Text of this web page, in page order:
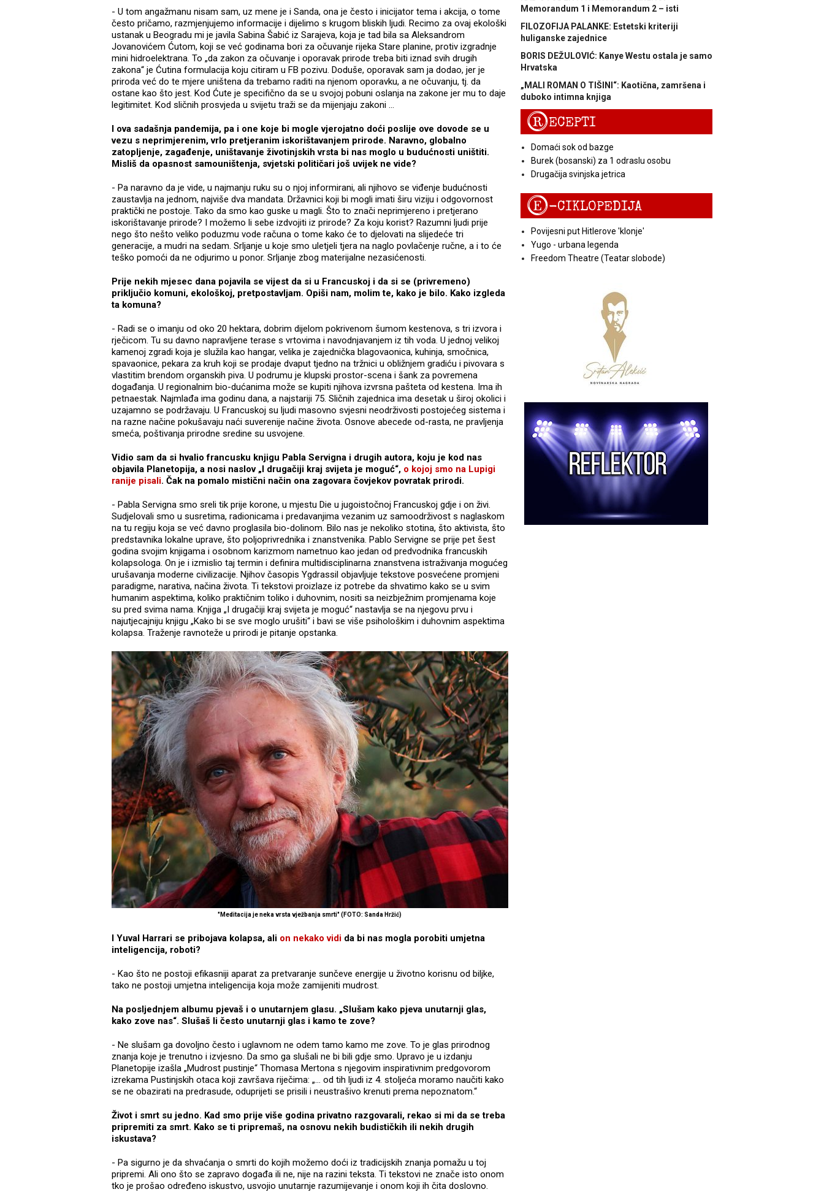
- U tom angažmanu nisam sam, uz mene je i Sanda, ona je često i inicijator tema i akcija, o tome
često pričamo, razmjenjujemo informacije i dijelimo s krugom bliskih ljudi. Recimo za ovaj ekološki
ustanak u Beogradu mi je javila Sabina Šabić iz Sarajeva, koja je tad bila sa Aleksandrom
Jovanovićem Ćutom, koji se već godinama bori za očuvanje rijeka Stare planine, protiv izgradnje
mini hidroelektrana. To „da zakon za očuvanje i oporavak prirode treba biti iznad svih drugih
zakona“ je Ćutina formulacija koju citiram u FB pozivu. Doduše, oporavak sam ja dodao, jer je
priroda već do te mjere uništena da trebamo raditi na njenom oporavku, a ne očuvanju, tj. da
ostane kao što jest. Kod Ćute je specifično da se u svojoj pobuni oslanja na zakone jer mu to daje
legitimitet. Kod sličnih prosvjeda u svijetu traži se da mijenjaju zakoni …
I ova sadašnja pandemija, pa i one koje bi mogle vjerojatno doći poslije ove dovode se u
vezu s neprimjerenim, vrlo pretjeranim iskorištavanjem prirode. Naravno, globalno
zatopljenje, zagađenje, uništavanje životinjskih vrsta bi nas moglo u budućnosti uništiti.
Misliš da opasnost samouništenja, svjetski političari još uvijek ne vide?
- Pa naravno da je vide, u najmanju ruku su o njoj informirani, ali njihovo se viđenje budućnosti
zaustavlja na jednom, najviše dva mandata. Državnici koji bi mogli imati širu viziju i odgovornost
praktički ne postoje. Tako da smo kao guske u magli. Što to znači neprimjereno i pretjerano
iskorištavanje prirode? I možemo li sebe izdvojiti iz prirode? Za koju korist? Razumni ljudi prije
nego što nešto veliko poduzmu vode računa o tome kako će to djelovati na slijedeće tri
generacije, a mudri na sedam. Srljanje u koje smo uletjeli tjera na naglo povlačenje ručne, a i to će
teško pomoći da ne odjurimo u ponor. Srljanje zbog materijalne nezasićenosti.
Prije nekih mjesec dana pojavila se vijest da si u Francuskoj i da si se (privremeno)
priključio komuni, ekološkoj, pretpostavljam. Opiši nam, molim te, kako je bilo. Kako izgleda
ta komuna?
- Radi se o imanju od oko 20 hektara, dobrim dijelom pokrivenom šumom kestenova, s tri izvora i
rječicom. Tu su davno napravljene terase s vrtovima i navodnjavanjem iz tih voda. U jednoj velikoj
kamenoj zgradi koja je služila kao hangar, velika je zajednička blagovaonica, kuhinja, smočnica,
spavaonice, pekara za kruh koji se prodaje dvaput tjedno na tržnici u obližnjem gradiću i pivovara s
vlastitim brendom organskih piva. U podrumu je klupski prostor-scena i šank za povremena
događanja. U regionalnim bio-dućanima može se kupiti njihova izvrsna pašteta od kestena. Ima ih
petnaestak. Najmlađa ima godinu dana, a najstariji 75. Sličnih zajednica ima desetak u široj okolici i
uzajamno se podržavaju. U Francuskoj su ljudi masovno svjesni neodrživosti postojećeg sistema i
na razne načine pokušavaju naći suverenije načine života. Osnove abecede od-rasta, ne pravljenja
smeća, poštivanja prirodne sredine su usvojene.
Vidio sam da si hvalio francusku knjigu Pabla Servigna i drugih autora, koju je kod nas
objavila Planetopija, a nosi naslov „I drugačiji kraj svijeta je moguć“, o kojoj smo na Lupigi
ranije pisali. Čak na pomalo mistični način ona zagovara čovjekov povratak prirodi.
- Pabla Servigna smo sreli tik prije korone, u mjestu Die u jugoistočnoj Francuskoj gdje i on živi.
Sudjelovali smo u susretima, radionicama i predavanjima vezanim uz samoodrživost s naglaskom
na tu regiju koja se već davno proglasila bio-dolinom. Bilo nas je nekoliko stotina, što aktivista, što
predstavnika lokalne uprave, što poljoprivrednika i znanstvenika. Pablo Servigne se prije pet šest
godina svojim knjigama i osobnom karizmom nametnuo kao jedan od predvodnika francuskih
kolapsologa. On je i izmislio taj termin i definira multidisciplinarna znanstvena istraživanja mogućeg
urušavanja moderne civilizacije. Njihov časopis Ygdrassil objavljuje tekstove posvećene promjeni
paradigme, narativa, načina života. Ti tekstovi proizlaze iz potrebe da shvatimo kako se u svim
humanim aspektima, koliko praktičnim toliko i duhovnim, nositi sa neizbježnim promjenama koje
su pred svima nama. Knjiga „I drugačiji kraj svijeta je moguć“ nastavlja se na njegovu prvu i
najutjecajniju knjigu „Kako bi se sve moglo urušiti“ i bavi se više psihološkim i duhovnim aspektima
kolapsa. Traženje ravnoteže u prirodi je pitanje opstanka.
"Meditacija je neka vrsta vježbanja smrti" (FOTO: Sanda Hržić)
I Yuval Harrari se pribojava kolapsa, ali on nekako vidi da bi nas mogla porobiti umjetna
inteligencija, roboti?
- Kao što ne postoji efikasniji aparat za pretvaranje sunčeve energije u životno korisnu od biljke,
tako ne postoji umjetna inteligencija koja može zamijeniti mudrost.
Na posljednjem albumu pjevaš i o unutarnjem glasu. „Slušam kako pjeva unutarnji glas,
kako zove nas“. Slušaš li često unutarnji glas i kamo te zove?
- Ne slušam ga dovoljno često i uglavnom ne odem tamo kamo me zove. To je glas prirodnog
znanja koje je trenutno i izvjesno. Da smo ga slušali ne bi bili gdje smo. Upravo je u izdanju
Planetopije izašla „Mudrost pustinje“ Thomasa Mertona s njegovim inspirativnim predgovorom
izrekama Pustinjskih otaca koji završava riječima: „… od tih ljudi iz 4. stoljeća moramo naučiti kako
se ne obazirati na predrasude, oduprijeti se prisili i neustrašivo krenuti prema nepoznatom.“
Život i smrt su jedno. Kad smo prije više godina privatno razgovarali, rekao si mi da se treba
pripremiti za smrt. Kako se ti pripremaš, na osnovu nekih budističkih ili nekih drugih
iskustava?
- Pa sigurno je da shvaćanja o smrti do kojih možemo doći iz tradicijskih znanja pomažu u toj
pripremi. Ali ono što se zapravo događa ili ne, nije na razini teksta. Ti tekstovi ne znače isto onom
tko je prošao određeno iskustvo, usvojio unutarnje razumijevanje i onom koji ih čita doslovno.
Memorandum 1 i Memorandum 2 – isti
FILOZOFIJA PALANKE: Estetski kriteriji
huliganske zajednice
BORIS DEŽULOVIĆ: Kanye Westu ostala je samo
Hrvatska
„MALI ROMAN O TIŠINI“: Kaotična, zamršena i
duboko intimna knjiga
RECEPTI
Domaći sok od bazge
Burek (bosanski) za 1 odraslu osobu
Drugačija svinjska jetrica
E-CIKLOPEDIJA
Povijesni put Hitlerove 'klonje'
Yugo - urbana legenda
Freedom Theatre (Teatar slobode)